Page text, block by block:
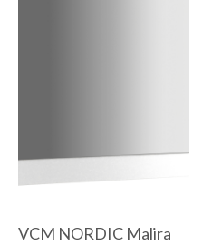
VCM NORDIC Malira